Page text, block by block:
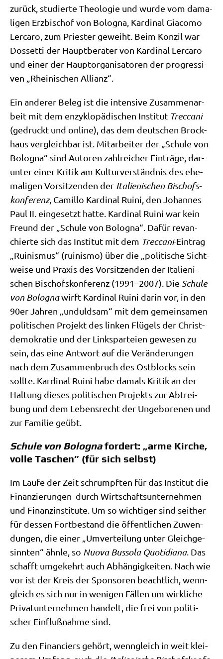
zurück, stu­dier­te Theo­lo­gie und wur­de vom dama­
li­gen Erz­bi­schof von Bolo­gna, Kar­di­nal Gia­co­mo
Ler­ca­ro, zum Prie­ster geweiht. Beim Kon­zil war
Dos­set­ti der Haupt­be­ra­ter von Kar­di­nal Ler­ca­ro
und einer der Haupt­or­ga­ni­sa­to­ren der pro­gres­si­
ven „Rhei­ni­schen Allianz“.
Ein ande­rer Beleg ist die inten­si­ve Zusam­men­ar­
beit mit dem enzy­klo­pä­di­schen Insti­tut Trec­ca­ni
(gedruckt und online), das dem deut­schen Brock­
haus ver­gleich­bar ist. Mit­ar­bei­ter der „Schu­le von
Bolo­gna“ sind Autoren zahl­rei­cher Ein­trä­ge, dar­
un­ter einer Kri­tik am Kul­tur­ver­ständ­nis des ehe­
ma­li­gen Vor­sit­zen­den der Ita­lie­ni­schen Bischofs­
kon­fe­renz, Camil­lo Kar­di­nal Rui­ni, den Johan­nes
Paul II. ein­ge­setzt hat­te. Kar­di­nal Rui­ni war kein
Freund der „Schu­le von Bolo­gna“. Dafür revan­
chier­te sich das Insti­tut mit dem Trec­ca­ni-Ein­trag
„Rui­nis­mus“ (rui­nis­mo) über die „poli­ti­sche Sicht­
wei­se und Pra­xis des Vor­sit­zen­den der Ita­lie­ni­
schen Bischofs­kon­fe­renz (1991–2007). Die Schu­le
von Bolo­gnawirft Kar­di­nal Rui­ni dar­in vor, in den
90er Jah­ren „unduld­sam“ mit dem gemein­sa­men
poli­ti­schen Pro­jekt des lin­ken Flü­gels der Christ­
de­mo­kra­tie und der Links­par­tei­en gewe­sen zu
sein, das eine Ant­wort auf die Ver­än­de­run­gen
nach dem Zusam­men­bruch des Ost­blocks sein
soll­te. Kar­di­nal Rui­ni habe damals Kri­tik an der
Hal­tung die­ses poli­ti­schen Pro­jekts zur Abtrei­
bung und dem Lebens­recht der Unge­bo­re­nen und
zur Fami­lie geübt.
Schule von Bolognafordert: „arme Kirche,
volle Taschen“ (für sich selbst)
Im Lau­fe der Zeit schrumpf­ten für das Insti­tut die
Finan­zie­run­gen durch Wirt­schafts­un­ter­neh­men
und Finanz­in­sti­tu­te. Um so wich­ti­ger sind seit­her
für des­sen Fort­be­stand die öffent­li­chen Zuwen­
dun­gen, die einer „Umver­tei­lung unter Gleich­ge­
sinn­ten“ ähn­le, so Nuo­va Bus­so­la Quo­ti­dia­na. Das
schafft umge­kehrt auch Abhän­gig­kei­ten. Nach wie
vor ist der Kreis der Spon­so­ren beacht­lich, wenn­
gleich es sich nur in weni­gen Fäl­len um wirk­li­che
Pri­vat­un­ter­neh­men han­delt, die frei von poli­ti­
scher Ein­fluß­nah­me sind.
Zu den Finan­ciers gehört, wenn­gleich in weit klei­